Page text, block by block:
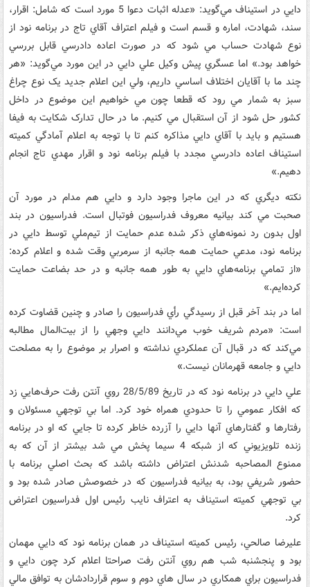
دايي در استيناف مي‌گويد: «عدله اثبات دعوا 5 مورد است که شامل: اقرار،
سند، شهادت، اماره و قسم است و فيلم اعتراف آقاي تاج در برنامه نود از
نوع شهادت حساب مي شود که در صورت اعاده دادرسي قابل بررسي
خواهد بود.» اما عسگري پيش وکيل علي دايي در اين مورد مي‌گويد: «هر
چند ما با آقايان اختلاف اساسي داريم، ولي اين اعلام جديد يک نوع چراغ
سبز به شمار مي رود که قطعا چون مي خواهيم اين موضوع در داخل
کشور حل شود از آن استقبال مي کنيم. ما در حال تدارک شکايت به فيفا
هستيم و بايد با آقاي دايي مذاکره کنم تا با توجه به اعلام آمادگي کميته
استيناف اعاده دادرسي مجدد با فيلم برنامه نود و اقرار مهدي تاج انجام
دهيم.»
نکته ديگري که در اين ماجرا وجود دارد و دايي هم مدام در مورد آن
صحبت مي کند بيانيه معروف فدراسيون فوتبال است. فدراسيون در بند
اول بدون رد نمونه‌هاي ذکر شده عدم حمايت از تيم‌ملي توسط دايي در
برنامه نود، مدعي حمايت همه جانبه از سرمربي وقت شده و اعلام کرده:
«از تمامي برنامه‌هاي دايي به طور همه جانبه و در حد بضاعت حمايت
کرده‌ايم.»
اما در بند آخر قبل از رسيدگي رأي فدراسيون را صادر و چنين قضاوت کرده
است: «مردم شريف خوب مي‌دانند دايي وجهي را از بيت‌المال مطالبه
مي‌کند که در قبال آن عملکردي نداشته و اصرار بر موضوع را به مصلحت
دايي و جامعه قهرمانان نيست.»
علي دايي در برنامه نود که در تاريخ 28/5/89 روي آنتن رفت حرف‌هايي زد
که افکار عمومي را تا حدودي همراه خود کرد. اما بي توجهي مسئولان و
رفتارها و گفتارهاي آنها دايي را آزرده خاطر کرده تا جايي که او در برنامه
زنده تلويزيوني که از شبکه 4 سيما پخش مي شد بيشتر از آن که به
ممنوع المصاحبه شدنش اعتراض داشته باشد که بحث اصلي برنامه با
حضور شريفي بود، به بيانيه فدراسيون که در خصوصش صادر شده بود و
بي توجهي کميته استيناف به اعتراف نايب رئيس اول فدراسيون اعتراض
کرد.
عليرضا صالحي، رئيس کميته استيناف در همان برنامه نود که دايي مهمان
بود و پنجشنبه شب هم روي آنتن رفت صراحتا اعلام کرد چون دايي و
فدراسيون براي همکاري در سال هاي دوم و سوم قراردادشان به توافق مالي